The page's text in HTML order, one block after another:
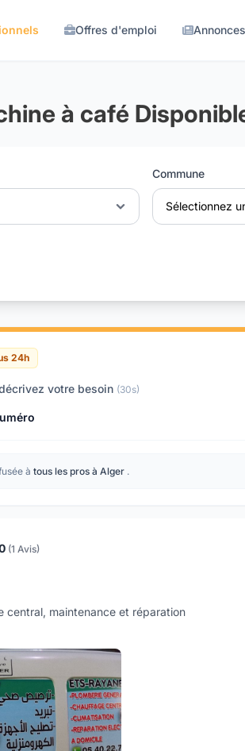
Offres d'emploi Annonces
à café
Commune
Sélectionnez
24h
votre besoin (30s)
à tous les pros à Alger .
(1 Avis)
central, maintenance et réparation